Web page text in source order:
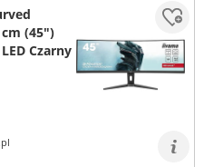
(45")
Czarny